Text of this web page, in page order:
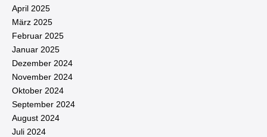
April 2025
März 2025
Februar 2025
Januar 2025
Dezember 2024
November 2024
Oktober 2024
September 2024
August 2024
Juli 2024